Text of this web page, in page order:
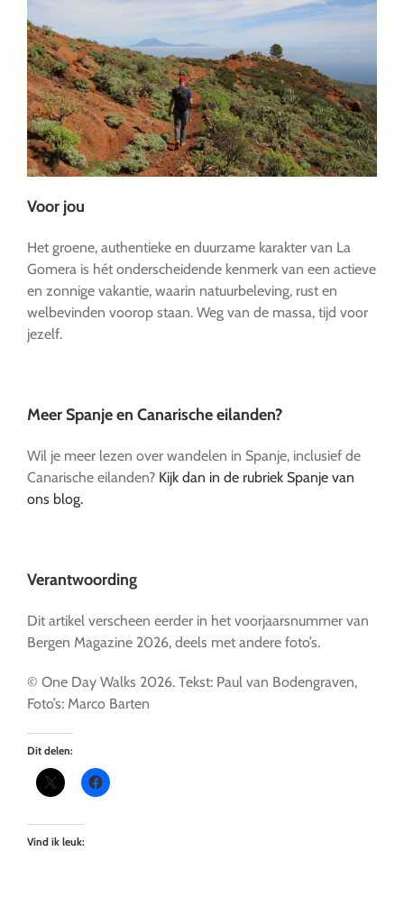
Voor jou
Het groene, authentieke en duurzame karakter van La
Gomera is hét onderscheidende kenmerk van een actieve
en zonnige vakantie, waarin natuurbeleving, rust en
welbevinden voorop staan. Weg van de massa, tijd voor
jezelf.
Meer Spanje en Canarische eilanden?
Wil je meer lezen over wandelen in Spanje, inclusief de
Canarische eilanden? Kijk dan in de rubriek Spanje van
ons blog.
Verantwoording
Dit artikel verscheen eerder in het voorjaarsnummer van
Bergen Magazine 2026, deels met andere foto’s.
© One Day Walks 2026. Tekst: Paul van Bodengraven,
Foto’s: Marco Barten
Dit delen:
Vind ik leuk: